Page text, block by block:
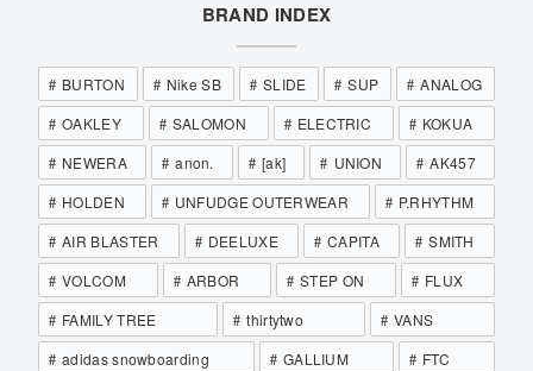
BRAND INDEX
BURTON Nike SB SLIDE SUP
ANALOG
OAKLEY
SALOMON ELECTRIC
KOKUA
NEWERA
anon. [ak] UNION
AK457
HOLDEN
UNFUDGE OUTERWEAR
P.RHYTHM
AIR BLASTER
DEELUXE CAPITA
SMITH
VOLCOM
ARBOR STEP ON
FLUX
FAMILY TREE
thirtytwo
VANS
adidas snowboarding
GALLIUM
FTC